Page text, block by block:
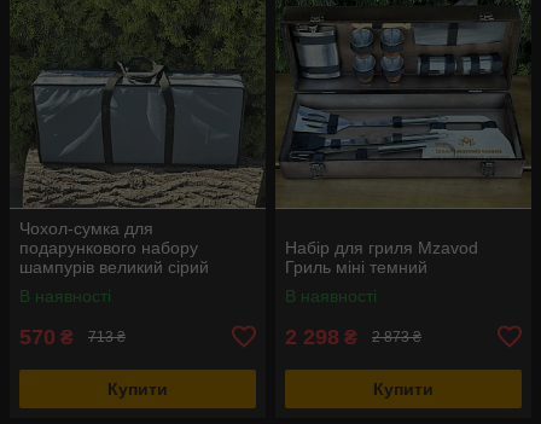
Чохол-сумка для
подарункового набору
шампурів великий сірий
В наявності
570 ₴ 713 ₴
Купити
Набір для гриля Mzavod
Гриль міні темний
В наявності
2 298 ₴ 2 873 ₴
Купити